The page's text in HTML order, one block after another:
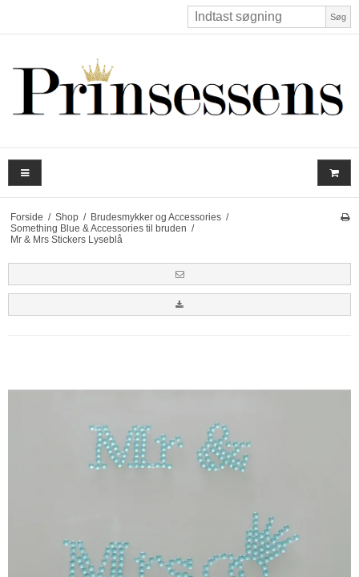
Søg
Forside / Shop / Brudesmykker og Accessories /
Something Blue & Accessories til bruden /
Mr & Mrs Stickers Lyseblå